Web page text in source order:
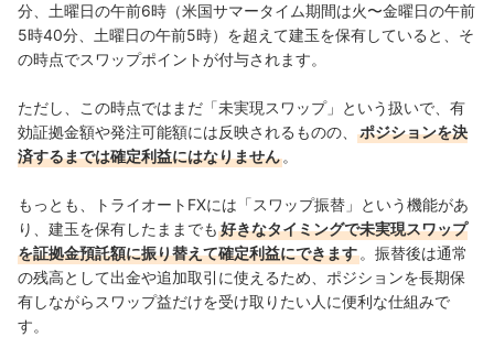
分、土曜日の午前6時（米国サマータイム期間は火〜金曜日の午前
5時40分、土曜日の午前5時）を超えて建玉を保有していると、そ
の時点でスワップポイントが付与されます。
ただし、この時点ではまだ「未実現スワップ」という扱いで、有
効証拠金額や発注可能額には反映されるものの、
ポジションを決
済するまでは確定利益にはなりません 。
もっとも、トライオートFXには「スワップ振替」という機能があ
り、建玉を保有したままでも 好きなタイミングで未実現スワップ
を証拠金預託額に振り替えて確定利益にできます 。振替後は通常
の残高として出金や追加取引に使えるため、ポジションを長期保
有しながらスワップ益だけを受け取りたい人に便利な仕組みで
す。